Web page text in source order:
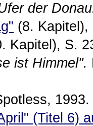
der
(8. Kapitel),
Kapitel), S.
ist Himmel".
1993.
(Titel 6)